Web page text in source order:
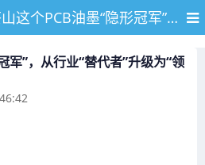
茶山这个PCB油墨“隐形冠军”，从行业“替代者”升级为“领先者”
军”，从行业“替代者”升级为“领